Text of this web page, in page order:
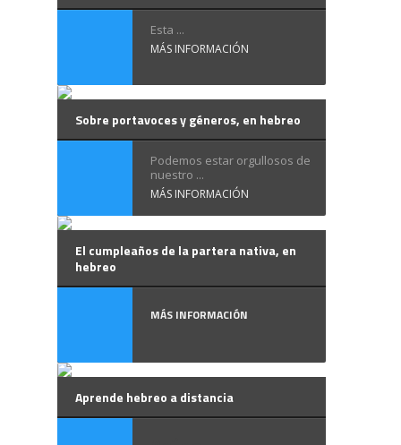
Esta ...
MÁS INFORMACIÓN
Sobre portavoces y géneros, en hebreo
Podemos estar orgullosos de
nuestro ...
MÁS INFORMACIÓN
El cumpleaños de la partera nativa, en
hebreo
MÁS INFORMACIÓN
Aprende hebreo a distancia